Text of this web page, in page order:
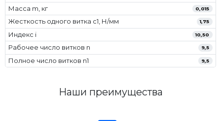
Масса m, кг 0,015
Жесткость одного витка c1, Н/мм 1,75
Индекс i 10,50
Рабочее число витков n 9,5
Полное число витков n1 9,5
Наши преимущества